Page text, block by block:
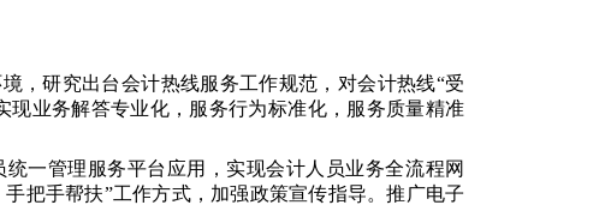
，研究出台会计热线服务工作规范，对会计热线“受
业务解答专业化，服务行为标准化，服务质量精准
统一管理服务平台应用，实现会计人员业务全流程网
把手帮扶”工作方式，加强政策宣传指导。推广电子